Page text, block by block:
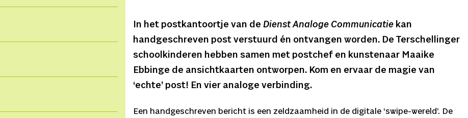
In het postkantoortje van de Dienst Analoge Communicatie kan
handgeschreven post verstuurd én ontvangen worden. De Terschellinger
schoolkinderen hebben samen met postchef en kunstenaar Maaike
Ebbinge de ansichtkaarten ontworpen. Kom en ervaar de magie van
‘echte’ post! En vier analoge verbinding.
Een handgeschreven bericht is een zeldzaamheid in de digitale ‘swipe-wereld’. De